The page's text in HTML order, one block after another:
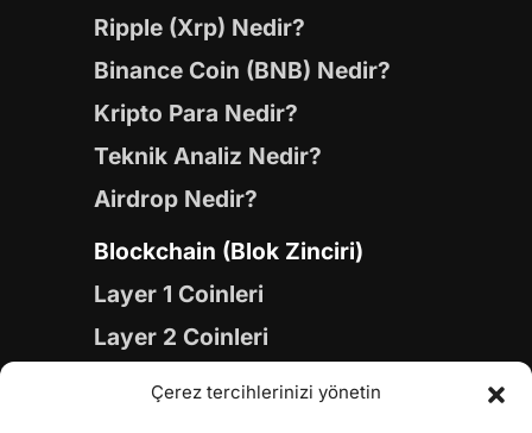
Çerez tercihlerinizi yönetin
Ripple (Xrp) Nedir?
Binance Coin (BNB) Nedir?
Kripto Para Nedir?
Teknik Analiz Nedir?
Airdrop Nedir?
Blockchain (Blok Zinciri)
Layer 1 Coinleri
Layer 2 Coinleri
Yapay Zeka (AI) Coinleri